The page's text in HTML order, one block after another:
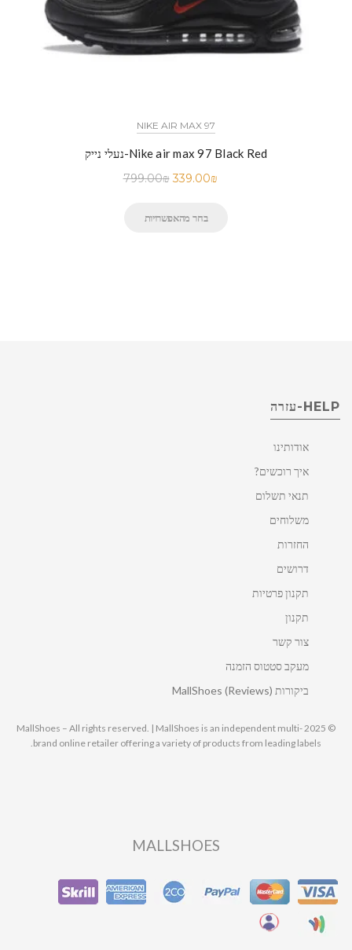
NIKE AIR MAX 97
נעלי נייק-Nike air max 97 Black Red
799.00₪ 339.00₪
בחר מהאפשרויות
HELP-עזרה
אודותינו
איך רוכשים?
תנאי תשלום
משלוחים
החזרות
דרושים
תקנון פרטיות
תקנון
צור קשר
מעקב סטטוס הזמנה
ביקורות MallShoes (Reviews)
© 2025 MallShoes – All rights reserved. | MallShoes is an independent multi-
brand online retailer offering a variety of products from leading labels.
MALLSHOES